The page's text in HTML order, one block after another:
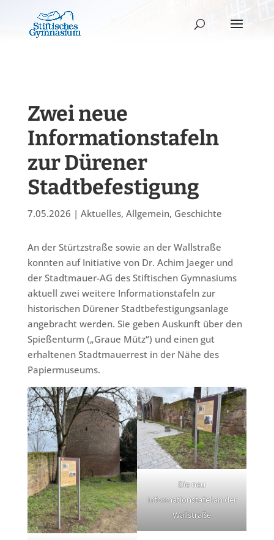
Zwei neue
Informationstafeln
zur Dürener
Stadtbefestigung
7.05.2026 | Aktuelles, Allgemein, Geschichte
An der Stürtzstraße sowie an der Wallstraße
konnten auf Initiative von Dr. Achim Jaeger und
der Stadtmauer-AG des Stiftischen Gymnasiums
aktuell zwei weitere Informationstafeln zur
historischen Dürener Stadtbefestigungsanlage
angebracht werden. Sie geben Auskunft über den
Spießenturm („Graue Mütz“) und einen gut
erhaltenen Stadtmauerrest in der Nähe des
Papiermuseums.
Die neu
Informationstafel an der
Wallstraße